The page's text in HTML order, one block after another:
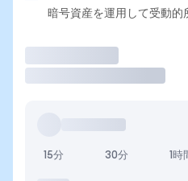
暗号資産を運用して受動的
15分 30分 1時